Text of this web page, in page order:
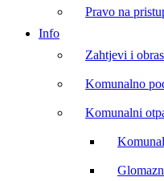
Pravo na
Info
Zahtjevi i
Komunalno
Komunalni